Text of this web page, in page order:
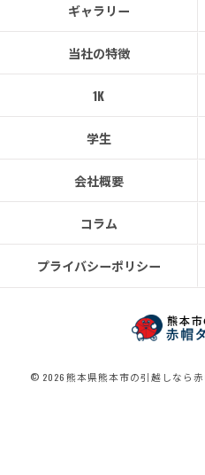
ギャラリー
当社の特徴
1K
学生
会社概要
コラム
プライバシーポリシー
© 2026 熊本県熊本市の引越しなら赤帽